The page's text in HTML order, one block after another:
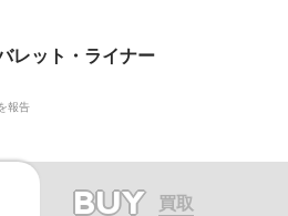
レット・ライナー
報告
BUY 買取